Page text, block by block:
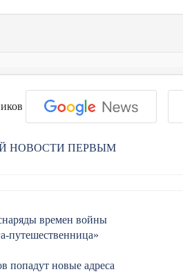
НОВОСТИ ПЕРВЫМ
времен войны
путешественница»
попадут новые адреса